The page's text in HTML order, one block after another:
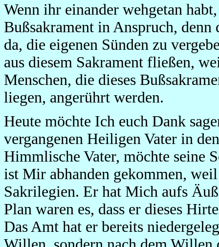
Wenn ihr einander wehgetan
Bußsakrament in Anspruch,
da, die eigenen Sünden zu
aus diesem Sakrament fließen,
Menschen, die dieses
liegen, angerührt werden.
Heute möchte Ich euch Dank
vergangenen Heiligen Vater in
Himmlische Vater, möchte seine
ist Mir abhanden gekommen,
Sakrilegien. Er hat Mich aufs
Plan waren es, dass er dieses
Das Amt hat er bereits